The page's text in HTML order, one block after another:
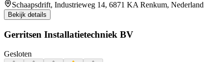
Schaapsdrift, Industrieweg 14, 6871 KA Renkum, Nederland
Bekijk details
Gerritsen Installatietechniek BV
Gesloten